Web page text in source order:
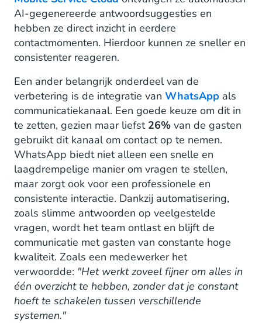
AI-gegenereerde antwoordsuggesties en
hebben ze direct inzicht in eerdere
contactmomenten. Hierdoor kunnen ze sneller en
consistenter reageren.
Een ander belangrijk onderdeel van de
verbetering is de integratie van WhatsApp als
communicatiekanaal. Een goede keuze om dit in
te zetten, gezien maar liefst 26% van de gasten
gebruikt dit kanaal om contact op te nemen.
WhatsApp biedt niet alleen een snelle en
laagdrempelige manier om vragen te stellen,
maar zorgt ook voor een professionele en
consistente interactie. Dankzij automatisering,
zoals slimme antwoorden op veelgestelde
vragen, wordt het team ontlast en blijft de
communicatie met gasten van constante hoge
kwaliteit. Zoals een medewerker het
verwoordde: "Het werkt zoveel fijner om alles in
één overzicht te hebben, zonder dat je constant
hoeft te schakelen tussen verschillende
systemen."